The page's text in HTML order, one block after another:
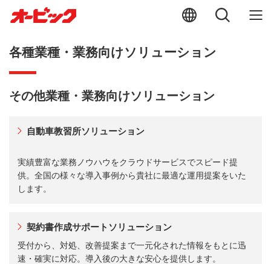
各種業種・業務向けソリューション
その他業種・業務向けソリューション
自動車教習所ソリューション
実績豊富な業務ノウハウをクラウドサービスでスピード提
供。全国の様々な導入事例から貴社に最適な運用提案をいた
します。
契約書作成サポートソリューション
受付から、対処、改善提案まで一元化された情報をもとに迅
速・確実に対応。導入後の大きな安心を提供します。